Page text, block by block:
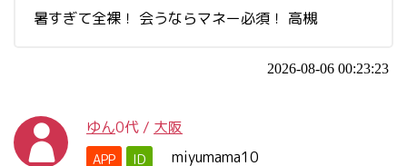
暑すぎて全裸！ 会うならマネー必須！ 高槻
2026-08-06 00:23:23
ゆん0代 / 大阪
APP ID miyumama10